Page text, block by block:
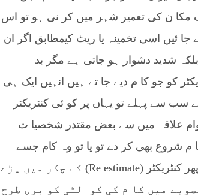
مکا ن کی تعمیر شہر میں کر نی ہو تو اس
جا ئیں اسی تخمینہ یا ریٹ کیمطابق اگر ان
شدید دشوار ہو جاتی ہے مگر بد
کو جو کا م دیے جا تے ہیں انہیں ایک ہی
سے پہلے تو یہاں پر کو ئی کنٹریکٹر
علاقہ میں سے بعض مقتدر شخصیا ت
شروع بھی کر دے تو یا تو وہ کام جسے
ایک سال میں مکمل ہو نا ہو وہ کئی سالوں تک چلا جا تا ہے یا پھر کنٹریکٹر (Re estimate) کے چکر میں پڑے
میں کا م کی کوالٹی کو بری طرح